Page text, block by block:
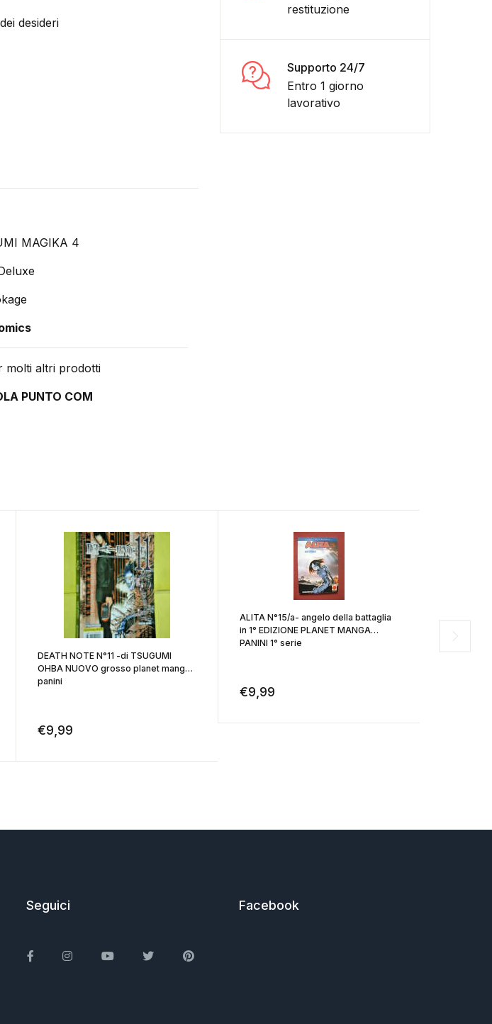
desideri
MAGIKA 4
molti altri prodotti
PUNTO COM
restituzione
Supporto 24/7
Entro 1 giorno
lavorativo
DEATH NOTE N°11 -di TSUGUMI
OHBA NUOVO grosso planet manga
panini
€9,99
ALITA N°15/a- angelo della battaglia
in 1° EDIZIONE PLANET MANGA
PANINI 1° serie
€9,99
Seguici
FacebookInstagramYou TubeTwitter Pinterest
Facebook